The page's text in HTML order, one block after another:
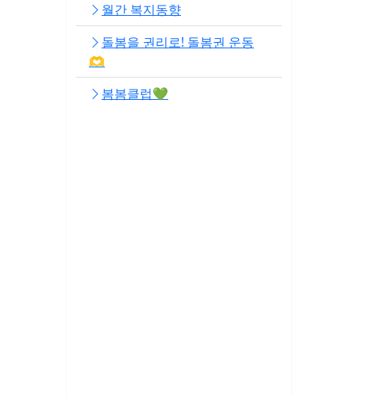
월간 복지동향
돌봄을 권리로! 돌봄권 운동
🫶
봄봄클럽💚